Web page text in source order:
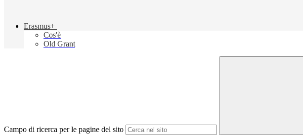
Erasmus+
Cos'è
Old Grant
Campo di ricerca per le pagine del sito